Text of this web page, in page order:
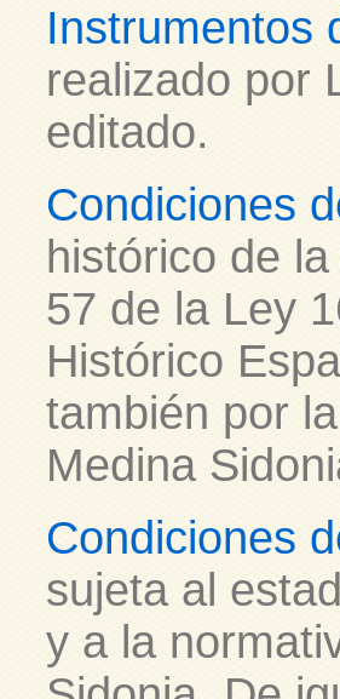
Instrumentos
realizado por
editado.
Condiciones
histórico de
57 de la Ley
Histórico
también por
Medina
Condiciones
sujeta al
y a la